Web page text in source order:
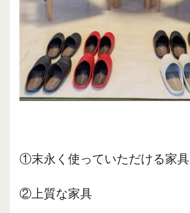
①末永く使っていただける家具
②上質な家具